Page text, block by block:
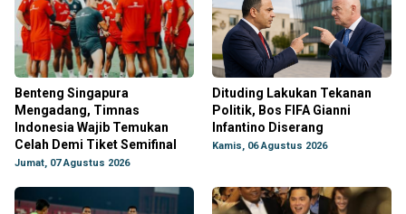
Benteng Singapura
Mengadang, Timnas
Indonesia Wajib Temukan
Celah Demi Tiket Semifinal
Jumat, 07 Agustus 2026
Dituding Lakukan Tekanan
Politik, Bos FIFA Gianni
Infantino Diserang
Kamis, 06 Agustus 2026